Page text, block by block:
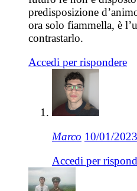
predisposizione
ora solo fiammella, è
contrastarlo.
Accedi per rispondere
Marco 10/01/2023
Accedi per